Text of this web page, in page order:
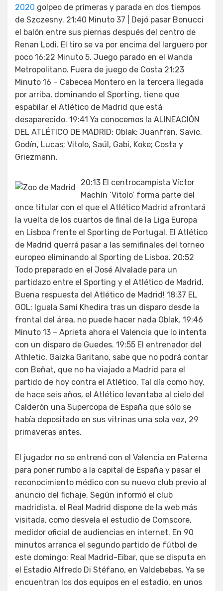
2020 golpeo de primeras y parada en dos tiempos
de Szczesny. 21:40 Minuto 37 | Dejó pasar Bonucci
el balón entre sus piernas después del centro de
Renan Lodi. El tiro se va por encima del larguero por
poco 16:22 Minuto 5. Juego parado en el Wanda
Metropolitano. Fuera de juego de Costa 21:23
Minuto 16 – Cabecea Montero en la tercera llegada
por arriba, dominando el Sporting, tiene que
espabilar el Atlético de Madrid que está
desaparecido. 19:41 Ya conocemos la ALINEACIÓN
DEL ATLÉTICO DE MADRID: Oblak; Juanfran, Savic,
Godín, Lucas; Vitolo, Saúl, Gabi, Koke; Costa y
Griezmann.
20:13 El centrocampista Víctor
Machín ‘Vitolo’ forma parte del
once titular con el que el Atlético Madrid afrontará
la vuelta de los cuartos de final de la Liga Europa
en Lisboa frente el Sporting de Portugal. El Atlético
de Madrid querrá pasar a las semifinales del torneo
europeo eliminando al Sporting de Lisboa. 20:52
Todo preparado en el José Alvalade para un
partidazo entre el Sporting y el Atlético de Madrid.
Buena respuesta del Atlético de Madrid! 18:37 EL
GOL: Iguala Sami Khedira tras un disparo desde la
frontal del área, no puede hacer nada Oblak. 19:46
Minuto 13 – Aprieta ahora el Valencia que lo intenta
con un disparo de Guedes. 19:55 El entrenador del
Athletic, Gaizka Garitano, sabe que no podrá contar
con Beñat, que no ha viajado a Madrid para el
partido de hoy contra el Atlético. Tal día como hoy,
de hace seis años, el Atlético levantaba al cielo del
Calderón una Supercopa de España que sólo se
había depositado en sus vitrinas una sola vez, 29
primaveras antes.
El jugador no se entrenó con el Valencia en Paterna
para poner rumbo a la capital de España y pasar el
reconocimiento médico con su nuevo club previo al
anuncio del fichaje. Según informó el club
madridista, el Real Madrid dispone de la web más
visitada, como desvela el estudio de Comscore,
medidor oficial de audiencias en internet. En 90
minutos arranca el segundo partido de fútbol de
este domingo: Real Madrid-Eibar, que se disputa en
el Estadio Alfredo Di Stéfano, en Valdebebas. Ya se
encuentran los dos equipos en el estadio, en unos